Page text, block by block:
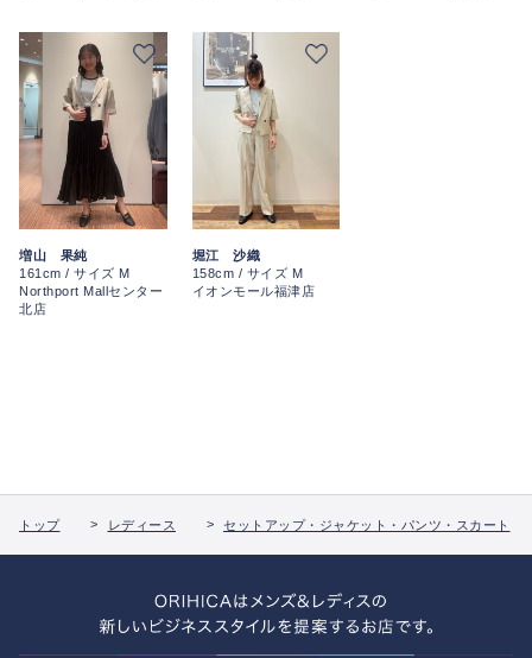
増山 果純
161cm / サイズ M
Northport Mallセンター
北店
堀江 沙織
158cm / サイズ M
イオンモール福津店
トップ レディース セットアップ・ジャケット・パンツ・スカート